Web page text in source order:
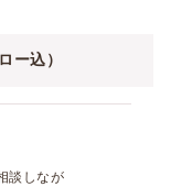
ー込）
談しなが